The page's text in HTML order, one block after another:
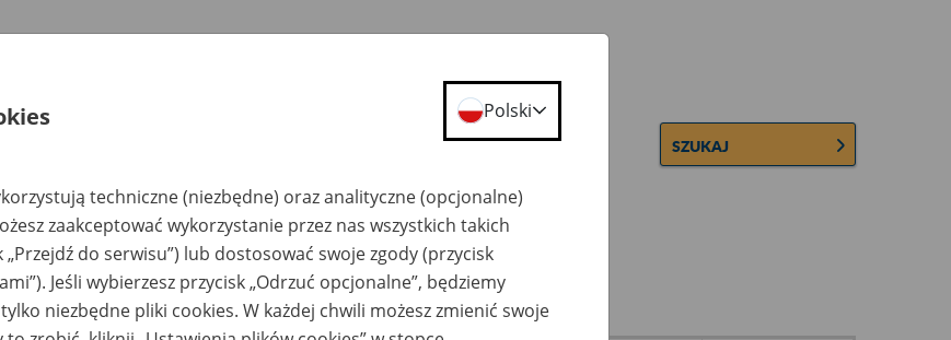
przeszukiwać wg nazwy zakładu pracy.
SZUKAJ
uwagi można przesyłać poprzezformularz
Ukryj wszystkie pozycje bazy
Polski
techniczne (niezbędne) oraz analityczne (opcjonalne)
zaakceptować wykorzystanie przez nas wszystkich takich
„Przejdź do serwisu”) lub dostosować swoje zgody (przycisk
Jeśli wybierzesz przycisk „Odrzuć opcjonalne”, będziemy
niezbędne pliki cookies. W każdej chwili możesz zmienić swoje